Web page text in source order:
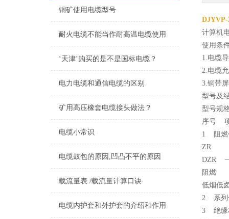
铜矿使用电缆型号
耐火电缆不能当作耐高温电缆使用
‘天津’购买的是不是国标电缆？
电力电缆和通信电缆的区别
矿用高压橡套电缆接头做法？
电缆小常识
电缆鼓包的原因,凹凸不平的原因
载流量表 /载流量计算口诀
电缆内护套和外护套的介绍和作用
DJYVP-
计算机
使用条
1.电缆
2.电缆
3.铜带
型号及
型号规
序号
1 阻
ZR
DZR
阻燃
低烟低
2 系列
3 绝